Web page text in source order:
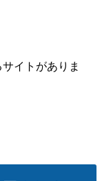
イトがありま